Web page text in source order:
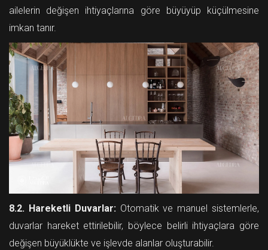
ailelerin değişen ihtiyaçlarına göre büyüyüp küçülmesine
imkan tanır.
8.2. Hareketli Duvarlar: Otomatik ve manuel sistemlerle,
duvarlar hareket ettirilebilir, böylece belirli ihtiyaçlara göre
değişen büyüklükte ve işlevde alanlar oluşturabilir.